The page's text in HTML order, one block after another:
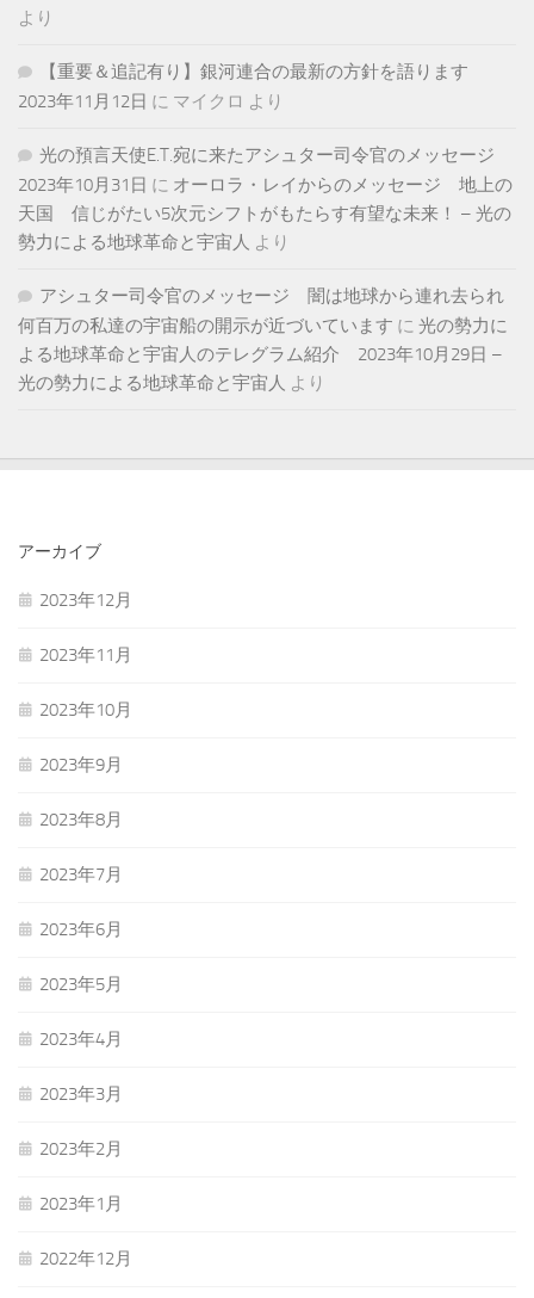
より
【重要＆追記有り】銀河連合の最新の方針を語ります
2023年11月12日 に マイクロ より
光の預言天使E.T.宛に来たアシュター司令官のメッセージ
2023年10月31日 に オーロラ・レイからのメッセージ 地上の
天国 信じがたい5次元シフトがもたらす有望な未来！ – 光の
勢力による地球革命と宇宙人 より
アシュター司令官のメッセージ 闇は地球から連れ去られ
何百万の私達の宇宙船の開示が近づいています に 光の勢力に
よる地球革命と宇宙人のテレグラム紹介 2023年10月29日 –
光の勢力による地球革命と宇宙人 より
アーカイブ
2023年12月
2023年11月
2023年10月
2023年9月
2023年8月
2023年7月
2023年6月
2023年5月
2023年4月
2023年3月
2023年2月
2023年1月
2022年12月